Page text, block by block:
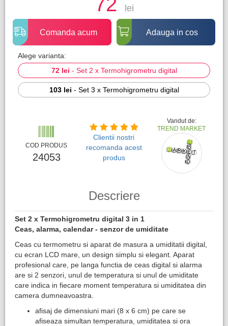
lei
Comanda acum Adauga in cos
Alege varianta:
72 lei - Set 2 x Termohigrometru digital
103 lei - Set 3 x Termohigrometru digital
COD PRODUS
24053
Clientii nostri
recomanda acest
produs
Vandut de:
TREND MARKET
Descriere
Set 2 x ​Termohigrometru digital 3 in 1
Ceas, alarma, calendar - senzor de umiditate​
Ceas cu termometru si aparat de masura a umiditatii digital,
cu ecran LCD mare, un design simplu si elegant. Aparat
profesional care, pe langa functia de ceas digital si alarma
are si 2 senzori, unul de temperatura si unul de umiditate
care indica in fiecare moment temperatura si umiditatea din
camera dumneavoastra.
afisaj de dimensiuni mari (8 x 6 cm) pe care se
afiseaza simultan temperatura, umiditatea si ora